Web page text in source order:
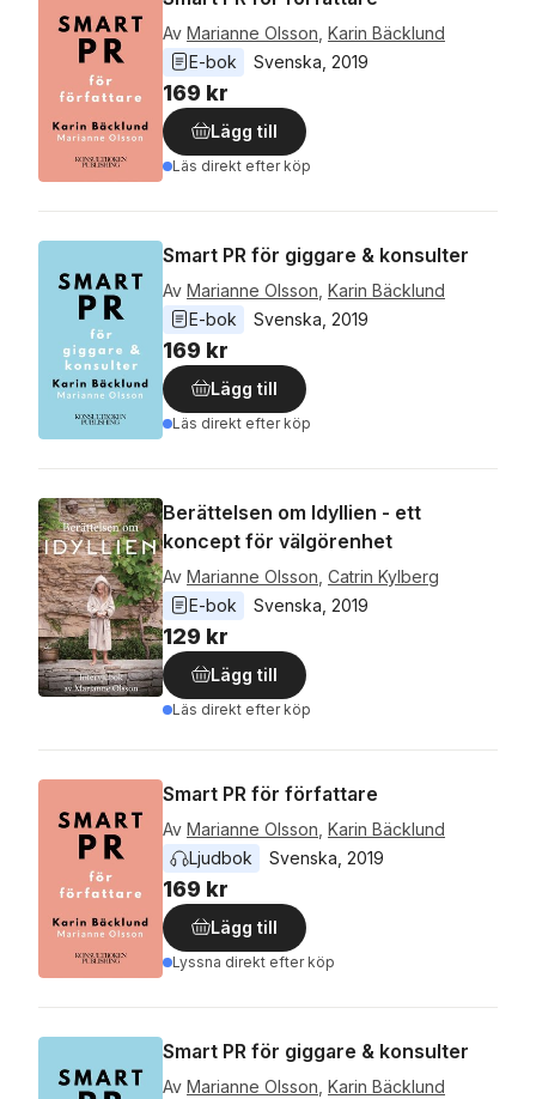
Av Marianne Olsson Karin Bäcklund
E-bok
Svenska 2019
169 kr
Lägg till
Läs direkt efter köp
Smart PR för giggare & konsulter
Av Marianne Olsson Karin Bäcklund
E-bok
Svenska 2019
169 kr
Lägg till
Läs direkt efter köp
Berättelsen om Idyllien - ett
koncept för välgörenhet
Av Marianne Olsson Catrin Kylberg
E-bok
Svenska 2019
129 kr
Lägg till
Läs direkt efter köp
Smart PR för författare
Av Marianne Olsson Karin Bäcklund
Ljudbok
Svenska 2019
169 kr
Lägg till
Lyssna direkt efter köp
Smart PR för giggare & konsulter
Av Marianne Olsson Karin Bäcklund